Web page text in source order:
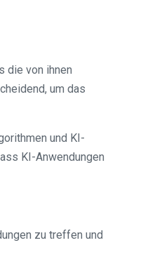
die von ihnen
um das
und KI-
KI-Anwendungen
zu treffen und